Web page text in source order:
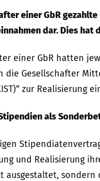
einer GbR
dar. Dies hat
einer GbR hatten
die Gesellschafter
zur Realisierung
als
und Realisierung
ausgestaltet,